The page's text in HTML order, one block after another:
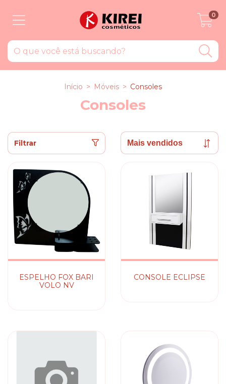
0
Início > Móveis > Consoles
Consoles
Filtrar
ESPELHO FOX BARI
VOLO NV
CONSOLE ECLIPSE